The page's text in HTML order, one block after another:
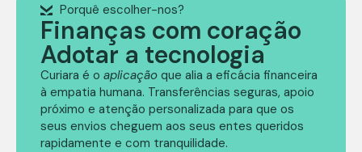
Porquê escolher-nos?
Finanças com coração
Adotar a tecnologia
Curiara é o aplicação que alia a eficácia financeira
à empatia humana. Transferências seguras, apoio
próximo e atenção personalizada para que os
seus envios cheguem aos seus entes queridos
rapidamente e com tranquilidade.